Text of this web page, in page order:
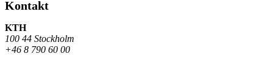
Kontakt
KTH
100 44 Stockholm
+46 8 790 60 00